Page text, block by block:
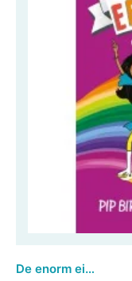
De enorm eigenwijze eenhoorn en de schooldisco